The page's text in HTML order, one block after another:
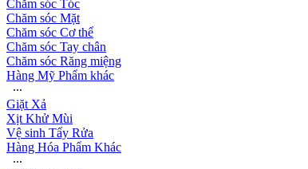
Chăm sóc Tóc
Chăm sóc Mặt
Chăm sóc Cơ thể
Chăm sóc Tay chân
Chăm sóc Răng miệng
Hàng Mỹ Phẩm khác
∙∙∙
Giặt Xả
Xịt Khử Mùi
Vệ sinh Tẩy Rửa
Hàng Hóa Phẩm Khác
∙∙∙